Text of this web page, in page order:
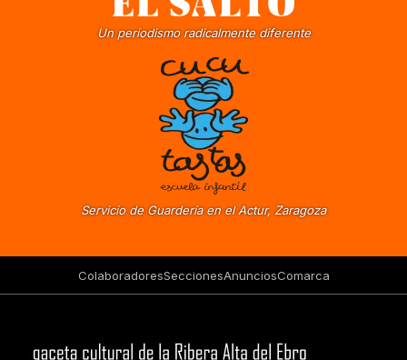
Un periodismo radicalmente diferente
Servicio de Guardería en el Actur, Zaragoza
ColaboradoresSeccionesAnunciosComarca